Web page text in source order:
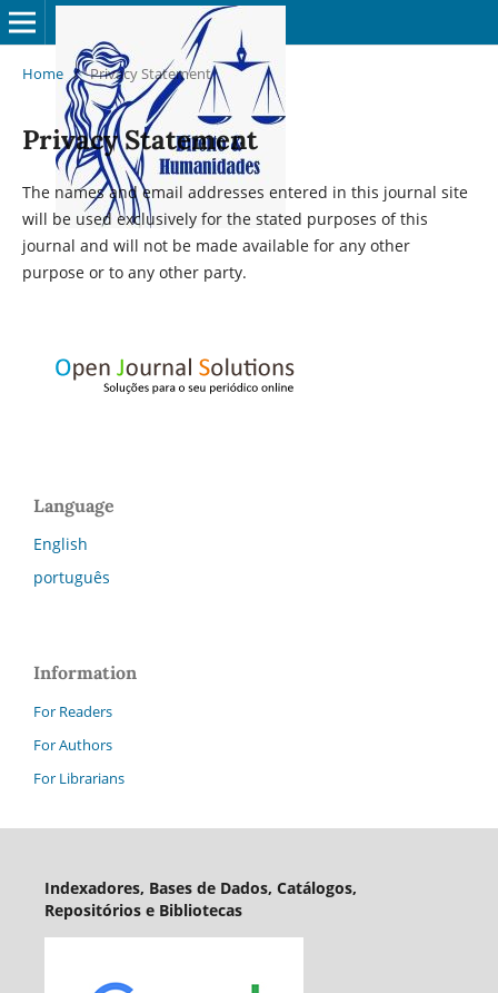
Home / Privacy Statement
Privacy Statement
The names and email addresses entered in this journal site
will be used exclusively for the stated purposes of this
journal and will not be made available for any other
purpose or to any other party.
Language
English
português
Information
For Readers
For Authors
For Librarians
Indexadores, Bases de Dados, Catálogos,
Repositórios e Bibliotecas